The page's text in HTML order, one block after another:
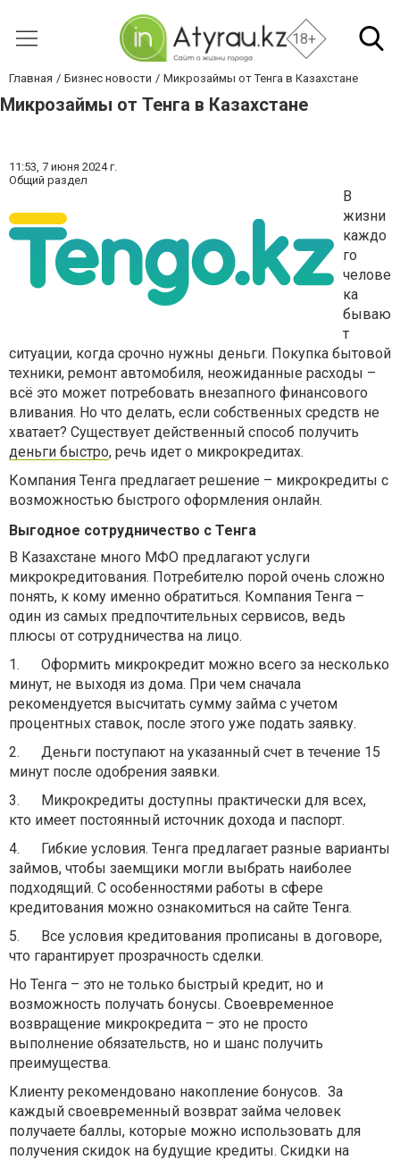
18+
Главная Бизнес новости Микрозаймы от Тенга в Казахстане
Микрозаймы от Тенга в Казахстане
11:53, 7 июня 2024 г.
Общий раздел
В
жизни
каждо
го
челове
ка
бываю
т
ситуации, когда срочно нужны деньги. Покупка бытовой
техники, ремонт автомобиля, неожиданные расходы –
всё это может потребовать внезапного финансового
вливания. Но что делать, если собственных средств не
хватает? Существует действенный способ получить
деньги быстро, речь идет о микрокредитах.
Компания Тенга предлагает решение – микрокредиты с
возможностью быстрого оформления онлайн.
Выгодное сотрудничество с Тенга
В Казахстане много МФО предлагают услуги
микрокредитования. Потребителю порой очень сложно
понять, к кому именно обратиться. Компания Тенга –
один из самых предпочтительных сервисов, ведь
плюсы от сотрудничества на лицо.
1.
Оформить микрокредит можно всего за несколько
минут, не выходя из дома. При чем сначала
рекомендуется высчитать сумму займа с учетом
процентных ставок, после этого уже подать заявку.
2.
Деньги поступают на указанный счет в течение 15
минут после одобрения заявки.
3.
Микрокредиты доступны практически для всех,
кто имеет постоянный источник дохода и паспорт.
4.
Гибкие условия. Тенга предлагает разные варианты
займов, чтобы заемщики могли выбрать наиболее
подходящий. С особенностями работы в сфере
кредитования можно ознакомиться на сайте Тенга.
5.
Все условия кредитования прописаны в договоре,
что гарантирует прозрачность сделки.
Но Тенга – это не только быстрый кредит, но и
возможность получать бонусы. Своевременное
возвращение микрокредита – это не просто
выполнение обязательств, но и шанс получить
преимущества.
Клиенту рекомендовано накопление бонусов. За
каждый своевременный возврат займа человек
получаете баллы, которые можно использовать для
получения скидок на будущие кредиты. Скидки на